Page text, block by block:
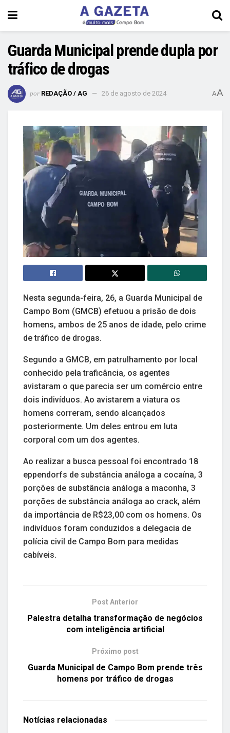
Guarda Municipal prende dupla por
tráfico de drogas
por REDAÇÃO / AG 26 de agosto de 2024 AA
Nesta segunda-feira, 26, a Guarda Municipal de
Campo Bom (GMCB) efetuou a prisão de dois
homens, ambos de 25 anos de idade, pelo crime
de tráfico de drogas.
Segundo a GMCB, em patrulhamento por local
conhecido pela traficância, os agentes
avistaram o que parecia ser um comércio entre
dois indivíduos. Ao avistarem a viatura os
homens correram, sendo alcançados
posteriormente. Um deles entrou em luta
corporal com um dos agentes.
Ao realizar a busca pessoal foi encontrado 18
eppendorfs de substância análoga a cocaína, 3
porções de substância análoga a maconha, 3
porções de substância análoga ao crack, além
da importância de R$23,00 com os homens. Os
indivíduos foram conduzidos a delegacia de
polícia civil de Campo Bom para medidas
cabíveis.
Post Anterior
Palestra detalha transformação de negócios
com inteligência artificial
Próximo post
Guarda Municipal de Campo Bom prende três
homens por tráfico de drogas
Notícias relacionadas